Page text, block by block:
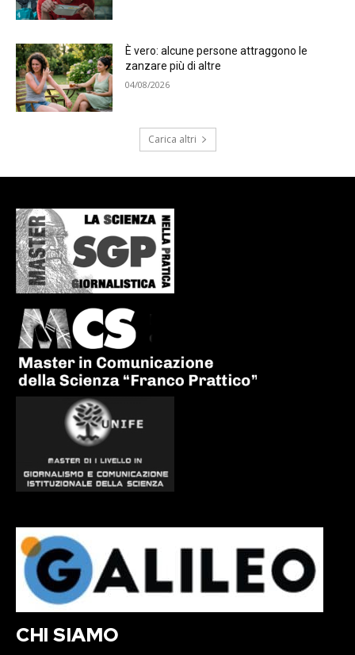
È vero: alcune persone attraggono le
zanzare più di altre
04/08/2026
Carica altri
CHI SIAMO